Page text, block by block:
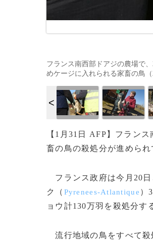
フランス南西部ドアジの農場で
めケージに入れられる家畜の鳥
【1月31日 AFP】フラン
畜の鳥の殺処分が進められ
フランス政府は今月20
ク（ Pyrenees-Atlantique ）
ョウ計130万羽を殺処分す
流行地域の鳥をすべて殺